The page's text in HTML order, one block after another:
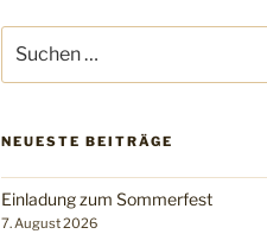
nach:
NEUESTE BEITRÄGE
Einladung zum Sommerfest
7. August 2026